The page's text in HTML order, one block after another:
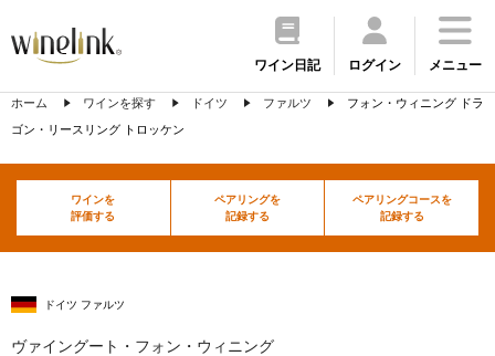
ワイン日記 ログイン メニュー
ホーム ワインを探す ドイツ ファルツ
フォン・ウィニング ドラ
ゴン・リースリング トロッケン
ワインを
評価する
ペアリングを
記録する
ペアリングコースを
記録する
ドイツ ファルツ
ヴァイングート・フォン・ウィニング